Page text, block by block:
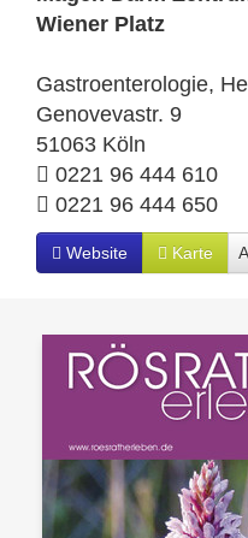
Wiener Platz
Gastroenterologie,
Genovevastr. 9
51063 Köln
0221 96 444 610
0221 96 444 650
Website Karte